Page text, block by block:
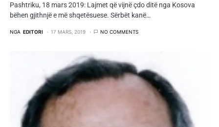
Pashtriku, 18 mars 2019: Lajmet që vijnë çdo ditë nga Kosova
bëhen gjithnjë e më shqetësuese. Sërbët kanë…
NGA EDITORI 17 MARS, 2019 NO COMMENTS